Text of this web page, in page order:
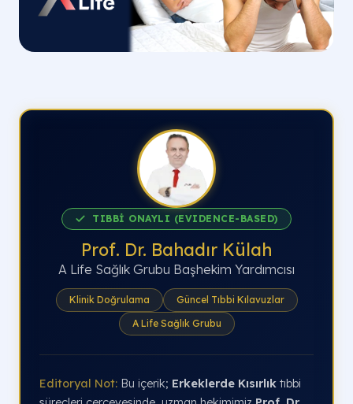
TIBBİ ONAYLI (EVIDENCE-BASED)
Prof. Dr. Bahadır Külah
A Life Sağlık Grubu Başhekim Yardımcısı
Klinik Doğrulama
Güncel Tıbbi Kılavuzlar
A Life Sağlık Grubu
Editoryal Not: Bu içerik; Erkeklerde Kısırlık tıbbi